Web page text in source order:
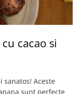
cacao si
sanatos! Aceste
sunt perfecte